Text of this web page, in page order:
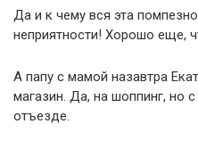
Да и к чему вся эта
неприятности! Хорошо еще,
А папу с мамой назавтра
магазин. Да, на шоппинг, но
отъезде.